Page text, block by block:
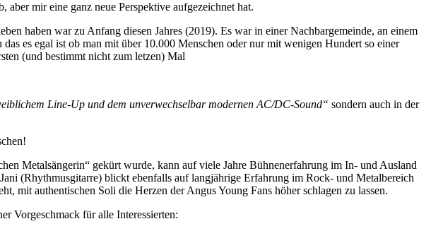
mir eine ganz neue Perspektive aufgezeichnet hat.
haben war zu Anfang diesen Jahres (2019). Es war in einer Nachbargemeinde, an einem
es egal ist ob man mit über 10.000 Menschen oder nur mit wenigen Hundert so einer
(und bestimmt nicht zum letzen) Mal
Line-Up und dem unverwechselbar modernen AC/DC-Sound“ sondern auch in der
Metalsängerin“ gekürt wurde, kann auf viele Jahre Bühnenerfahrung im In- und Ausland
(Rhythmusgitarre) blickt ebenfalls auf langjährige Erfahrung im Rock- und Metalbereich
mit authentischen Soli die Herzen der Angus Young Fans höher schlagen zu lassen.
Vorgeschmack für alle Interessierten: